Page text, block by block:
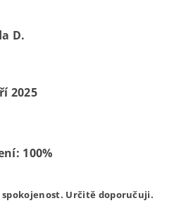
D.
2025
100%
Určitě doporučuji.